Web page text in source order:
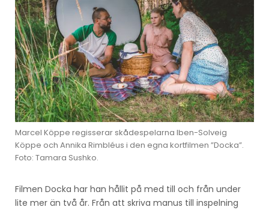
Marcel Köppe regisserar skådespelarna Iben-Solveig
Köppe och Annika Rimbléus i den egna kortfilmen ”Docka”.
Foto: Tamara Sushko.
Filmen Docka har han hållit på med till och från under
lite mer än två år. Från att skriva manus till inspelning